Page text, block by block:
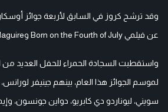
وقد ترشح كروز في السابق لأربعة جوائز
عن فيلمي Born on the Fourth of July وJerry Maguire.
واستقطبت السجادة الحمراء للحفل العديد من
لموسم الجوائز هذا العام، بينهم جينيفر
سويني، ليوناردو دي كابريو، دواين جونسون،